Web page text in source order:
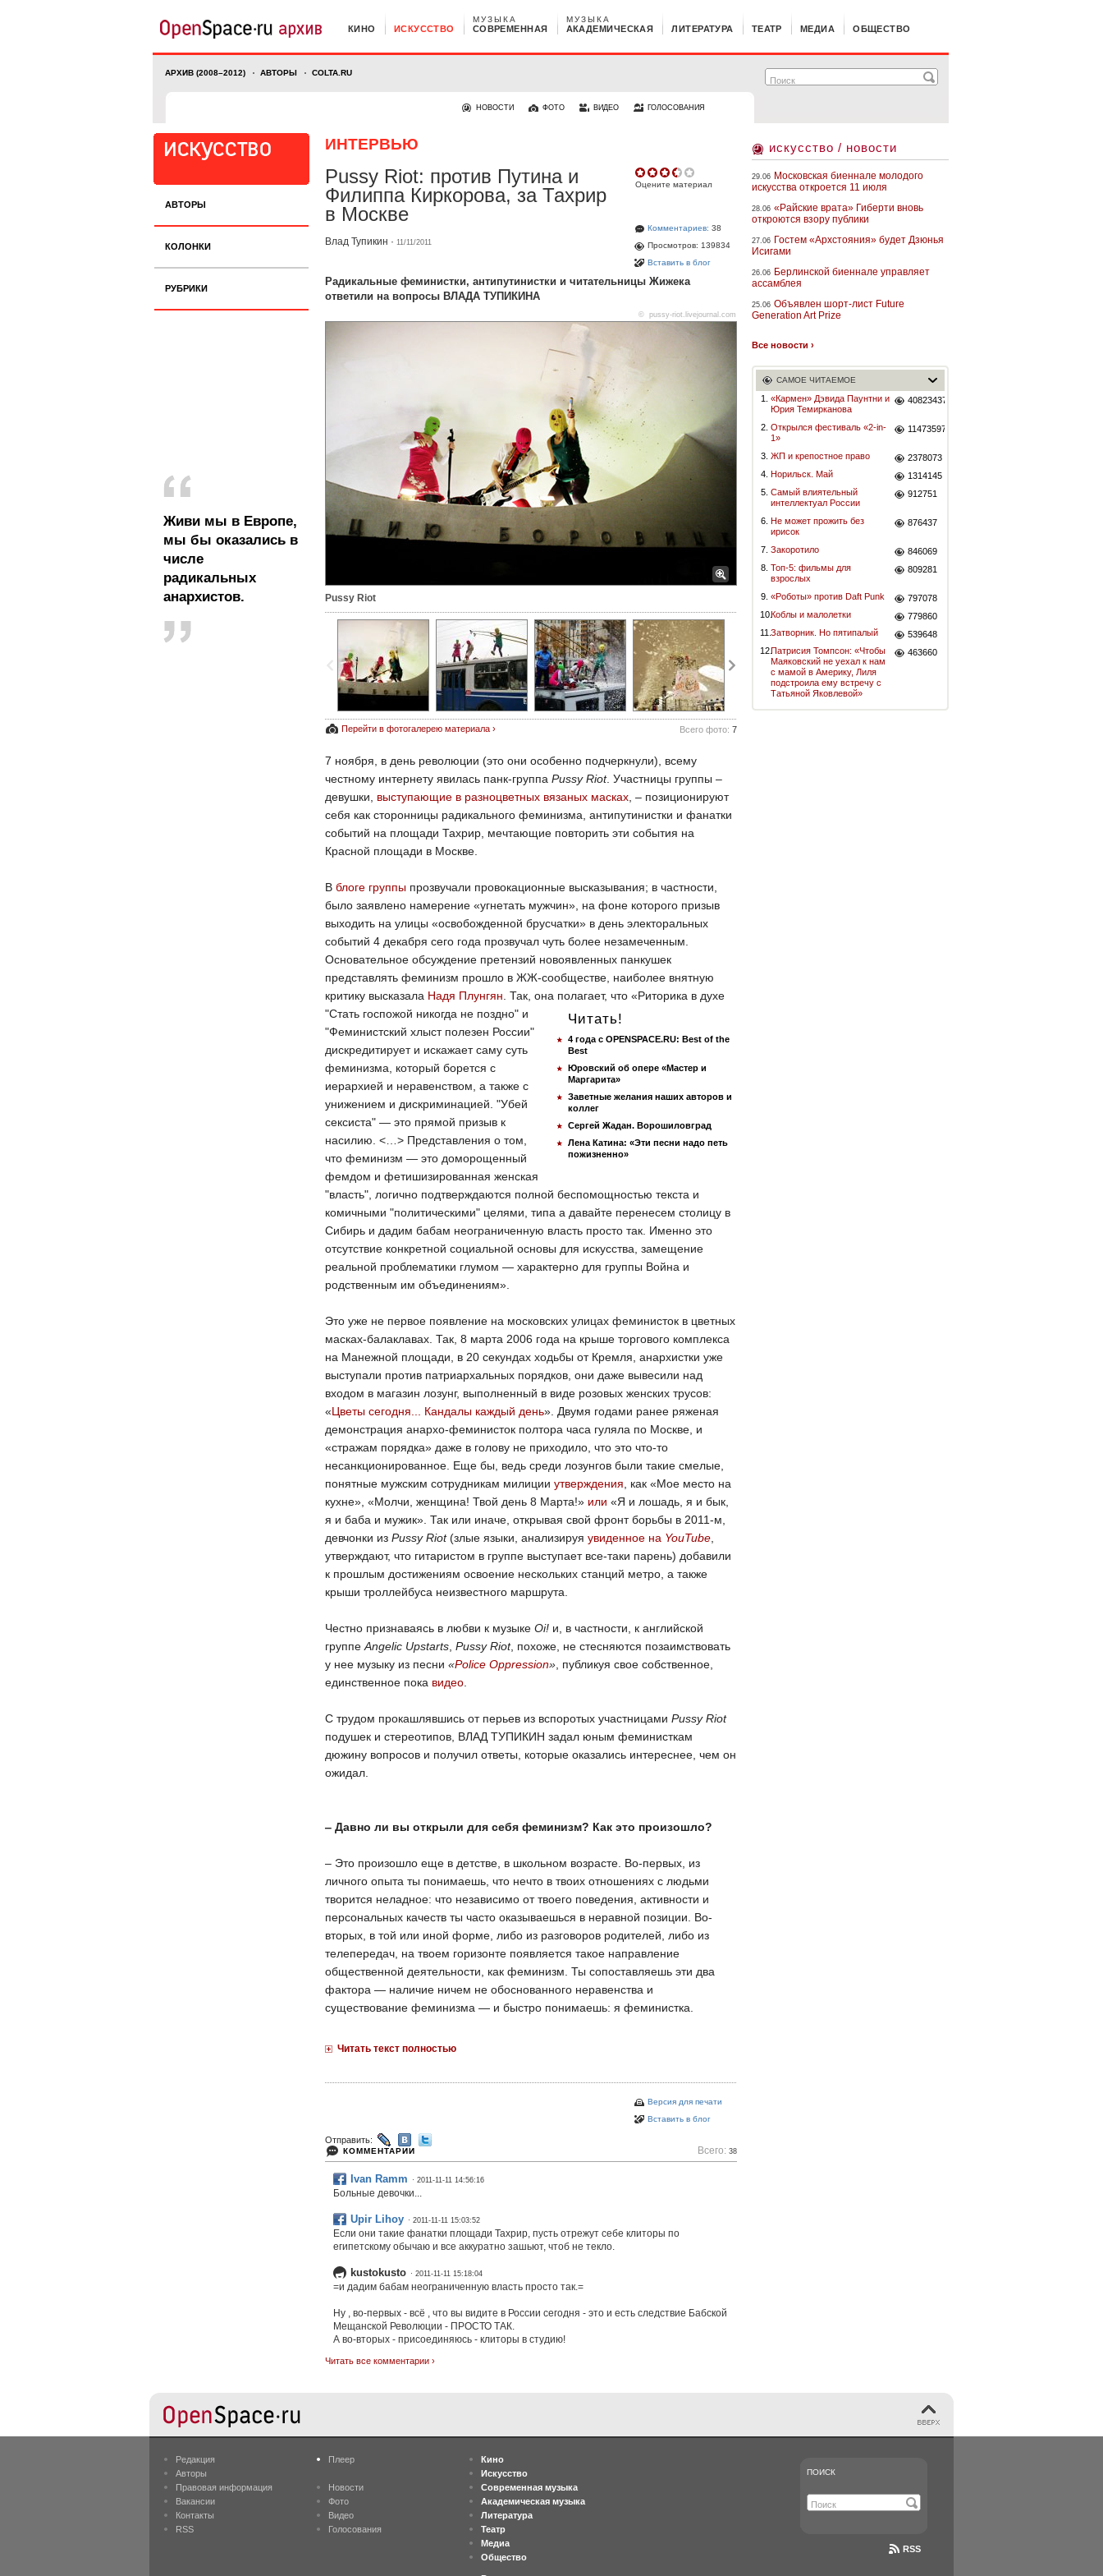
КИНО ИСКУССТВО СОВРЕМЕННАЯ
МУЗЫКА
АКАДЕМИЧЕСКАЯ
МУЗЫКА
ЛИТЕРАТУРА ТЕАТР МЕДИА ОБЩЕСТВО
АРХИВ (2008–2012) АВТОРЫ COLTA.RU
НОВОСТИ ФОТО ВИДЕО ГОЛОСОВАНИЯ
АВТОРЫ
КОЛОНКИ
РУБРИКИ
Живи мы в Европе,
мы бы оказались в
числе
радикальных
анархистов.
ИНТЕРВЬЮ
Оцените материал
Комментариев: 38
Просмотров: 139834
Вставить в блог
Pussy Riot: против Путина и
Филиппа Киркорова, за Тахрир
в Москве
Влад Тупикин · 11/11/2011
Радикальные феминистки, антипутинистки и читательницы Жижека
ответили на вопросы ВЛАДА ТУПИКИНА
© pussy-riot.livejournal.com
Pussy Riot
Перейти в фотогалерею материала › Всего фото: 7
​7 ноября, в день революции (это они особенно подчеркнули), всему
честному интернету явилась панк-группа Pussy Riot. Участницы группы ‒
девушки, выступающие в разноцветных вязаных масках , ‒ позиционируют
себя как сторонницы радикального феминизма, антипутинистки и фанатки
событий на площади Тахрир, мечтающие повторить эти события на
Красной площади в Москве.
В блоге группы прозвучали провокационные высказывания; в частности,
было заявлено намерение «угнетать мужчин», на фоне которого призыв
выходить на улицы «освобожденной брусчатки» в день электоральных
событий 4 декабря сего года прозвучал чуть более незамеченным.
Основательное обсуждение претензий новоявленных панкушек
представлять феминизм прошло в ЖЖ-сообществе, наиболее внятную
критику высказала Надя Плунгян . Так, она полагает, что «Риторика в духе
"Стать госпожой никогда не поздно" и
Читать!
4 года с OPENSPACE.RU: Best of the
Best
Юровский об опере «Мастер и
Маргарита»
Заветные желания наших авторов и
коллег
Сергей Жадан. Ворошиловград
Лена Катина: «Эти песни надо петь
пожизненно»
"Феминистский хлыст полезен России"
дискредитирует и искажает саму суть
феминизма, который борется с
иерархией и неравенством, а также с
унижением и дискриминацией. "Убей
сексиста" — это прямой призыв к
насилию. <…> Представления о том,
что феминизм — это доморощенный
фемдом и фетишизированная женская
"власть", логично подтверждаются полной беспомощностью текста и
комичными "политическими" целями, типа а давайте перенесем столицу в
Сибирь и дадим бабам неограниченную власть просто так. Именно это
отсутствие конкретной социальной основы для искусства, замещение
реальной проблематики глумом — характерно для группы Война и
родственным им объединениям».
Это уже не первое появление на московских улицах феминисток в цветных
масках-балаклавах. Так, 8 марта 2006 года на крыше торгового комплекса
на Манежной площади, в 20 секундах ходьбы от Кремля, анархистки уже
выступали против патриархальных порядков, они даже вывесили над
входом в магазин лозунг, выполненный в виде розовых женских трусов:
«Цветы сегодня... Кандалы каждый день». Двумя годами ранее ряженая
демонстрация анархо-феминисток полтора часа гуляла по Москве, и
«стражам порядка» даже в голову не приходило, что это что-то
несанкционированное. Еще бы, ведь среди лозунгов были такие смелые,
понятные мужским сотрудникам милиции утверждения , как «Мое место на
кухне», «Молчи, женщина! Твой день 8 Марта!» или «Я и лошадь, я и бык,
я и баба и мужик». Так или иначе, открывая свой фронт борьбы в 2011-м,
девчонки из Pussy Riot(злые языки, анализируя увиденное на YouTube
утверждают, что гитаристом в группе выступает все-таки парень) добавили
к прошлым достижениям освоение нескольких станций метро, а также
крыши троллейбуса неизвестного маршрута.
Честно признаваясь в любви к музыке Oi! и, в частности, к английской
группе Angelic Upstarts Pussy Riot, похоже, не стесняются позаимствовать
у нее музыку из песни «Police Oppression» , публикуя свое собственное,
единственное пока видео
С трудом прокашлявшись от перьев из вспоротых участницами Pussy Riot
подушек и стереотипов, ВЛАД ТУПИКИН задал юным феминисткам
дюжину вопросов и получил ответы, которые оказались интереснее, чем он
ожидал.
‒ Давно ли вы открыли для себя феминизм? Как это произошло?
‒ Это произошло еще в детстве, в школьном возрасте. Во-первых, из
личного опыта ты понимаешь, что нечто в твоих отношениях с людьми
творится неладное: что независимо от твоего поведения, активности и
персональных качеств ты часто оказываешься в неравной позиции. Во-
вторых, в той или иной форме, либо из разговоров родителей, либо из
телепередач, на твоем горизонте появляется такое направление
общественной деятельности, как феминизм. Ты сопоставляешь эти два
фактора — наличие ничем не обоснованного неравенства и
существование феминизма — и быстро понимаешь: я феминистка.
Читать текст полностью
Отправить:
Версия для печати
Вставить в блог
КОММЕНТАРИИ Всего: 38
Ivan Ramm · 2011-11-11 14:56:16
Больные девочки...
Upir Lihoy · 2011-11-11 15:03:52
Если они такие фанатки площади Тахрир, пусть отрежут себе клиторы по
египетскому обычаю и все аккуратно зашьют, чтоб не текло.
kustokusto · 2011-11-11 15:18:04
=и дадим бабам неограниченную власть просто так.=
Ну , во-первых - всё , что вы видите в России сегодня - это и есть следствие Бабской
Мещанской Революции - ПРОСТО ТАК.
А во-вторых - присоединяюсь - клиторы в студию!
Читать все комментарии ›
искусство / новости
29.06 Московская биеннале молодого
искусства откроется 11 июля
28.06 «Райские врата» Гиберти вновь
откроются взору публики
27.06 Гостем «Архстояния» будет Дзюнья
Исигами
26.06 Берлинской биеннале управляет
ассамблея
25.06 Объявлен шорт-лист Future
Generation Art Prize
Все новости ›
САМОЕ ЧИТАЕМОЕ
1.
«Кармен» Дэвида Паунтни и
Юрия Темирканова
40823437
2. Открылся фестиваль «2-in-
1»
11473597
3. ЖП и крепостное право
2378073
4. Норильск. Май
1314145
5. Самый влиятельный
интеллектуал России
912751
6. Не может прожить без
ирисок
876437
7. Закоротило
846069
8. Топ-5: фильмы для
взрослых
809281
9. «Роботы» против Daft Punk
797078
10.Коблы и малолетки
779860
11.Затворник. Но пятипалый
539648
12.Патрисия Томпсон: «Чтобы
Маяковский не уехал к нам
с мамой в Америку, Лиля
подстроила ему встречу с
Татьяной Яковлевой»
463660
Редакция
Авторы
Правовая информация
Вакансии
Контакты
RSS
Плеер
Новости
Фото
Видео
Голосования
Кино
Искусство
Современная музыка
Академическая музыка
Литература
Театр
Медиа
Общество
ПОИСК
RSS